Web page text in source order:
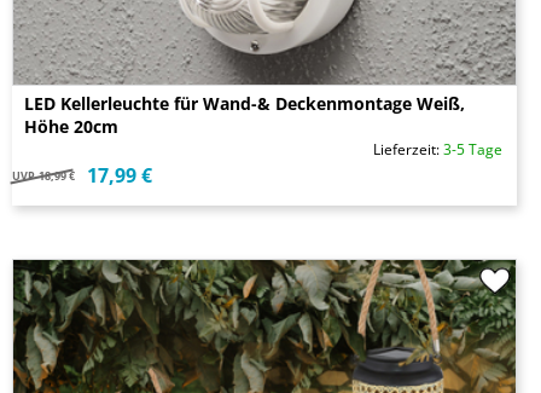
LED Kellerleuchte für Wand-& Deckenmontage Weiß,
Höhe 20cm
Lieferzeit:3-5 Tage
UVP 18,99 € 17,99 €